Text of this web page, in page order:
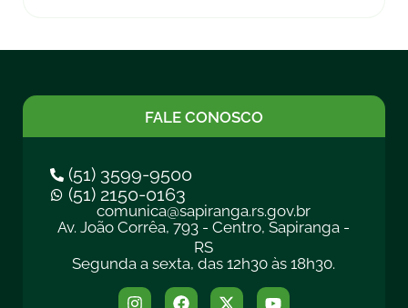
FALE CONOSCO
(51) 3599-9500
(51) 2150-0163
comunica@sapiranga.rs.gov.br
Av. João Corrêa, 793 - Centro, Sapiranga -
RS
Segunda a sexta, das 12h30 às 18h30.